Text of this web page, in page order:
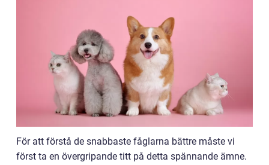
För att förstå de snabbaste fåglarna bättre måste vi
först ta en övergripande titt på detta spännande ämne.